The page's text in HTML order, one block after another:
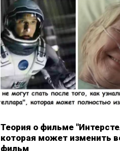
Теория о фильме
которая может изменить
фильм